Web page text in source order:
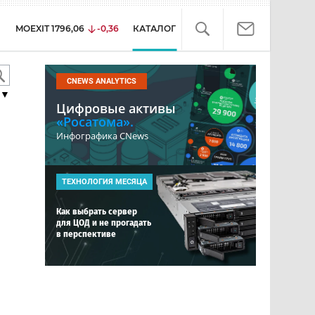
MOEXIT 1796,06 -0,36 КАТАЛОГ
CNEWS ANALYTICS
Цифровые активы
«Росатома».
Инфографика CNews
ТЕХНОЛОГИЯ МЕСЯЦА
Как выбрать сервер
для ЦОД и не прогадать
в перспективе